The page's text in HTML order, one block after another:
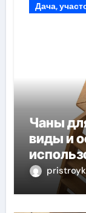
Дача,
Чаны
виды и